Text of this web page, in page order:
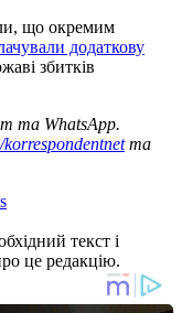
що окремим
додаткову
збитків
та WhatsApp.
та
текст і
це редакцію.